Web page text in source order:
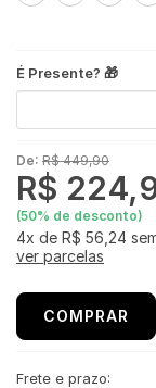
É Presente? 🎁
De: R$ 449,90
R$
(50% de desconto)
4x de R$ 56,24
ver parcelas
COMPRAR
Frete e prazo: